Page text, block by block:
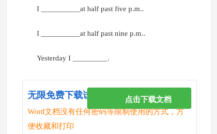
I __________at half past five p.m..
I __________at half past nine p.m..
Yesterday I _________.
无限免费下载试卷
Word文档没有任何密码等限制使用的方式，方
便收藏和打印
点击下载文档